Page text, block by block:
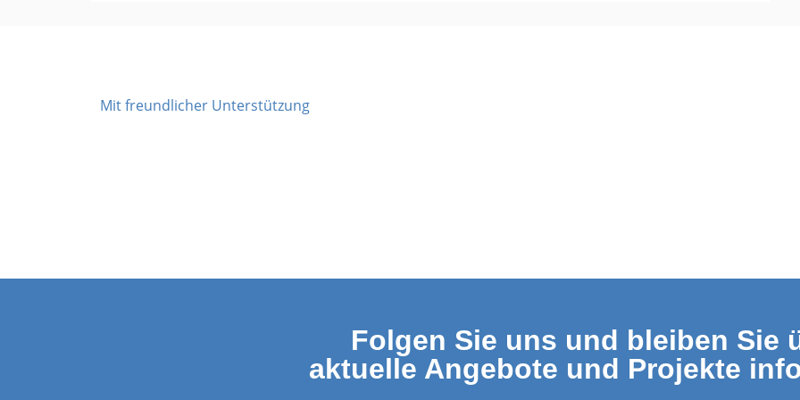
Mit freundlicher Unterstützung
Folgen Sie uns und bleiben Sie
aktuelle Angebote und Projekte